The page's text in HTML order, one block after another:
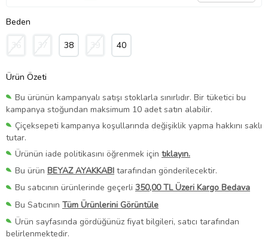
Beden
36 37 38 39 40
Ürün Özeti
Bu ürünün kampanyalı satışı stoklarla sınırlıdır. Bir tüketici bu
kampanya stoğundan maksimum 10 adet satın alabilir.
Çiçeksepeti kampanya koşullarında değişiklik yapma hakkını saklı
tutar.
Ürünün iade politikasını öğrenmek için tıklayın.
Bu ürün BEYAZ AYAKKABI tarafından gönderilecektir.
Bu satıcının ürünlerinde geçerli 350,00 TL Üzeri Kargo Bedava
Bu Satıcının Tüm Ürünlerini Görüntüle
Ürün sayfasında gördüğünüz fiyat bilgileri, satıcı tarafından
belirlenmektedir.